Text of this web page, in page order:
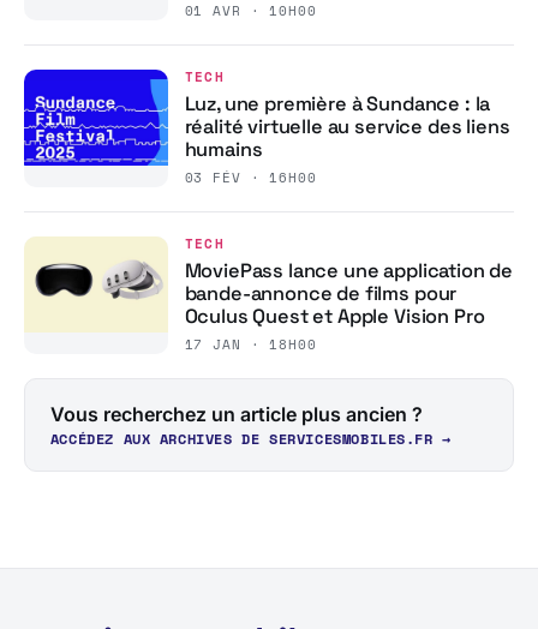
01 AVR · 10H00
TECH
Luz, une première à Sundance : la
réalité virtuelle au service des liens
humains
03 FÉV · 16H00
TECH
MoviePass lance une application de
bande-annonce de films pour
Oculus Quest et Apple Vision Pro
17 JAN · 18H00
Vous recherchez un article plus ancien ?
ACCÉDEZ AUX ARCHIVES DE SERVICESMOBILES.FR →